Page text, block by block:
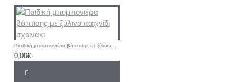
Παιδική μπομπονιέρα βάπτισης με ξύλινο παιχνίδι σχοινάκι
0,00€